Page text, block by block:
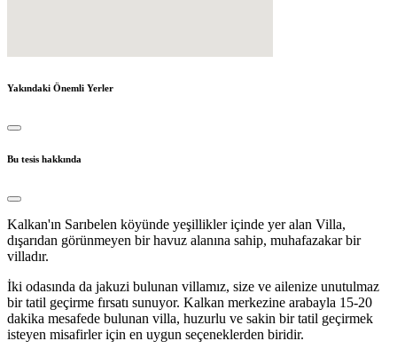
Yakındaki Önemli Yerler
Bu tesis hakkında
Kalkan'ın Sarıbelen köyünde yeşillikler içinde yer alan Villa,
dışarıdan görünmeyen bir havuz alanına sahip, muhafazakar bir
villadır.
İki odasında da jakuzi bulunan villamız, size ve ailenize unutulmaz
bir tatil geçirme fırsatı sunuyor. Kalkan merkezine arabayla 15-20
dakika mesafede bulunan villa, huzurlu ve sakin bir tatil geçirmek
isteyen misafirler için en uygun seçeneklerden biridir.